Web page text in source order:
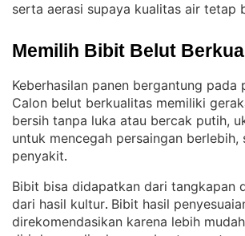
serta aerasi supaya kualitas air tetap
Memilih Bibit Belut
Keberhasilan panen bergantung pada
Calon belut berkualitas memiliki
bersih tanpa luka atau bercak putih,
untuk mencegah persaingan berlebih,
penyakit.
Bibit bisa didapatkan dari tangkapan
dari hasil kultur. Bibit hasil
direkomendasikan karena lebih